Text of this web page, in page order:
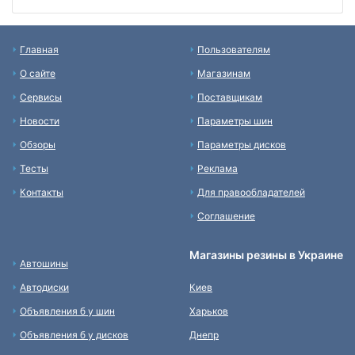
Главная
О сайте
Сервисы
Новости
Обзоры
Тесты
Контакты
Пользователям
Магазинам
Поставщикам
Параметры шин
Параметры дисков
Реклама
Для правообладателей
Соглашение
Автошины
Автодиски
Объявления б у шин
Объявления б у дисков
Магазины резины в Украине
Киев
Харьков
Днепр